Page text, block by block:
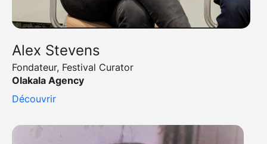
Alex Stevens
Fondateur, Festival Curator
Olakala Agency
Découvrir